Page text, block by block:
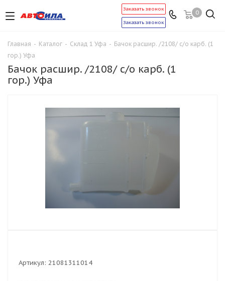
0
Заказать звонок
Заказать звонок
Главная - Каталог - Склад 1 Уфа - Бачок расшир. /2108/ с/о карб. (1
гор.) Уфа
Бачок расшир. /2108/ с/о карб. (1
гор.) Уфа
Артикул: 21081311014